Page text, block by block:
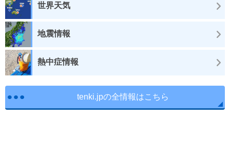
世界天気
地震情報
熱中症情報
tenki.jpの全情報はこちら